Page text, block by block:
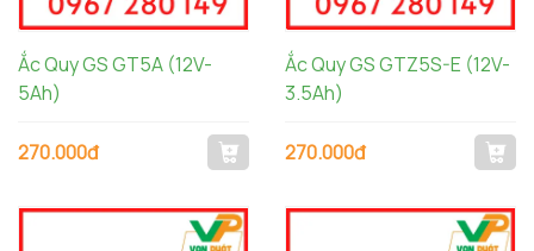
Ắc Quy GS GT5A (12V-
5Ah)
270.000đ
Ắc Quy GS GTZ5S-E (12V-
3.5Ah)
270.000đ